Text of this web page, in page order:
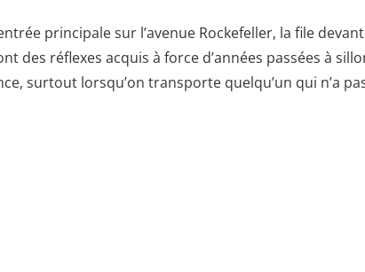
principale sur l’avenue Rockefeller, la file
des réflexes acquis à force d’années passées à
surtout lorsqu’on transporte quelqu’un qui n’a